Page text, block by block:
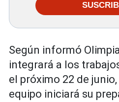
Según informó
integrará a los
el próximo 22 de
equipo iniciará su